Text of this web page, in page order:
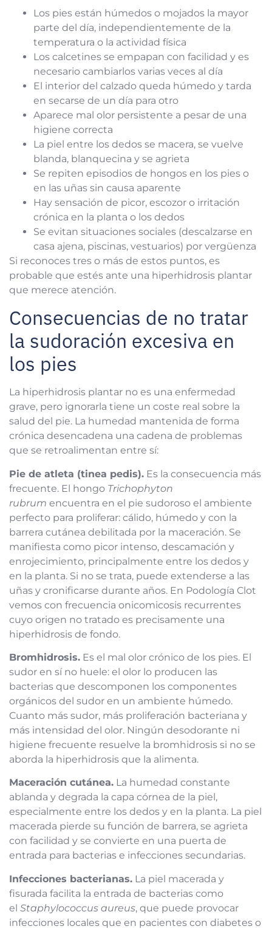
Los pies están húmedos o mojados la mayor
parte del día, independientemente de la
temperatura o la actividad física
Los calcetines se empapan con facilidad y es
necesario cambiarlos varias veces al día
El interior del calzado queda húmedo y tarda
en secarse de un día para otro
Aparece mal olor persistente a pesar de una
higiene correcta
La piel entre los dedos se macera, se vuelve
blanda, blanquecina y se agrieta
Se repiten episodios de hongos en los pies o
en las uñas sin causa aparente
Hay sensación de picor, escozor o irritación
crónica en la planta o los dedos
Se evitan situaciones sociales (descalzarse en
casa ajena, piscinas, vestuarios) por vergüenza
Si reconoces tres o más de estos puntos, es
probable que estés ante una hiperhidrosis plantar
que merece atención.
Consecuencias de no tratar
la sudoración excesiva en
los pies
La hiperhidrosis plantar no es una enfermedad
grave, pero ignorarla tiene un coste real sobre la
salud del pie. La humedad mantenida de forma
crónica desencadena una cadena de problemas
que se retroalimentan entre sí:
Pie de atleta (tinea pedis). Es la consecuencia más
frecuente. El hongo Trichophyton
rubrum encuentra en el pie sudoroso el ambiente
perfecto para proliferar: cálido, húmedo y con la
barrera cutánea debilitada por la maceración. Se
manifiesta como picor intenso, descamación y
enrojecimiento, principalmente entre los dedos y
en la planta. Si no se trata, puede extenderse a las
uñas y cronificarse durante años. En Podología Clot
vemos con frecuencia onicomicosis recurrentes
cuyo origen no tratado es precisamente una
hiperhidrosis de fondo.
Bromhidrosis. Es el mal olor crónico de los pies. El
sudor en sí no huele: el olor lo producen las
bacterias que descomponen los componentes
orgánicos del sudor en un ambiente húmedo.
Cuanto más sudor, más proliferación bacteriana y
más intensidad del olor. Ningún desodorante ni
higiene frecuente resuelve la bromhidrosis si no se
aborda la hiperhidrosis que la alimenta.
Maceración cutánea. La humedad constante
ablanda y degrada la capa córnea de la piel,
especialmente entre los dedos y en la planta. La piel
macerada pierde su función de barrera, se agrieta
con facilidad y se convierte en una puerta de
entrada para bacterias e infecciones secundarias.
Infecciones bacterianas. La piel macerada y
fisurada facilita la entrada de bacterias como
el Staphylococcus aureus, que puede provocar
infecciones locales que en pacientes con diabetes o